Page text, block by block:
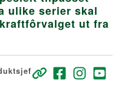
ulike serier skal
ut fra